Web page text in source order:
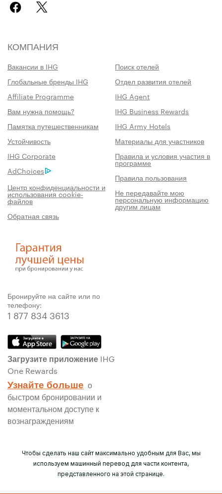
КОМПАНИЯ
Вакансии в IHG
Поиск отелей
Глобальные бренды IHG
Отдел развития отелей
Affiliate Programme
IHG Agent
Вам нужна помощь?
IHG Business Rewards
Памятка путешественникам
IHG Army Hotels
Устойчивость
Материалы для участников
IHG Corporate
Правила и условия участия в
программе
AdChoices
Правила пользования
Центр конфиденциальности и
использования cookie-
файлов
Не передавайте мою
персональную информацию
другим лицам
Обратная связь
Бронируйте на сайте или по
телефону:
1 877 834 3613
Загрузите приложение IHG
One Rewards
Узнайте больше о
быстром бронировании и
моментальном доступе к
вознаграждениям
Чтобы сделать наш сайт максимально удобным для Вас, мы
используем машинный перевод для части контента,
представленного на этой странице.